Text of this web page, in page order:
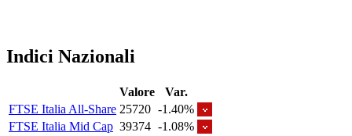
Indici Nazionali
Valore
Var.
FTSE Italia All-Share 25720 -1.40%
FTSE Italia Mid Cap 39374 -1.08%